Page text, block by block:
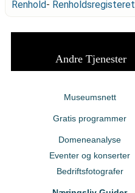
Renhold- Renholdsregisteret
Andre Tjenester
Museumsnett
Gratis programmer
Domeneanalyse
Eventer og konserter
Bedriftsfotografer